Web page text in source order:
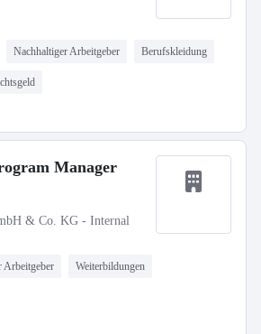
Nachhaltiger Arbeitgeber Berufskleidung
Manager
& Co. KG - Internal
Arbeitgeber Weiterbildungen